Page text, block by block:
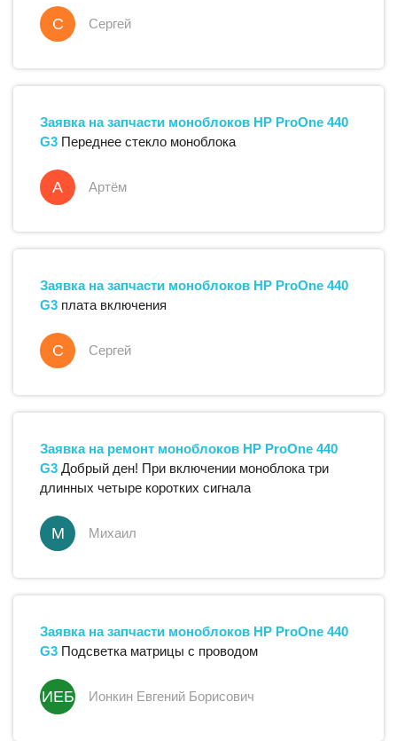
С Сергей
Заявка на запчасти моноблоков HP ProOne 440
G3 Переднее стекло моноблока
А Артём
Заявка на запчасти моноблоков HP ProOne 440
G3 плата включения
С Сергей
Заявка на ремонт моноблоков HP ProOne 440
G3 Добрый ден! При включении моноблока три
длинных четыре коротких сигнала
М Михаил
Заявка на запчасти моноблоков HP ProOne 440
G3 Подсветка матрицы с проводом
ИЕБ Ионкин Евгений Борисович